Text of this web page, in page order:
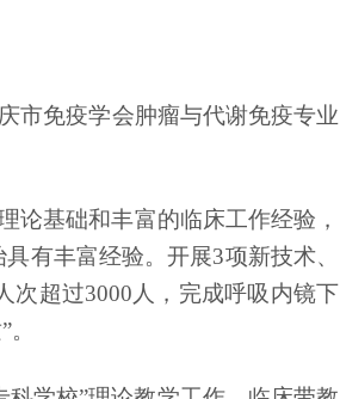
市免疫学会肿瘤与代谢免疫专业
论基础和丰富的临床工作经验，
有丰富经验。开展3项新技术、
次超过3000人，完成呼吸内镜下